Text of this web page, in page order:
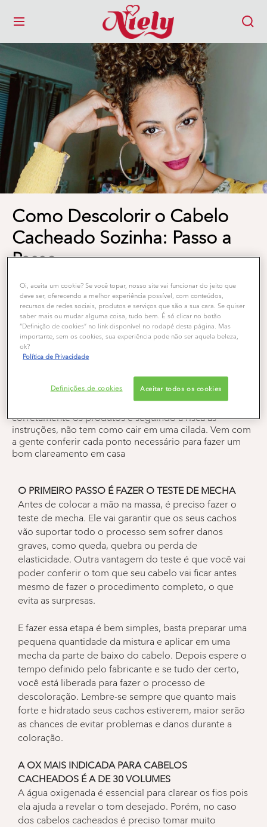
MENU
Como Descolorir o Cabelo
Cacheado Sozinha: Passo a
Passo
Cabelos Cacheados Coloração Cabelos Louros
O loiro é uma das cores mais procuradas por quem
quer mudar o visual e a tonalidade das madeixas. E
como o procedimento para chegar no tom desejado é
mais complicado do que nas colorações escuras, muita
gente opta por ir diretamente ao salão. Mas se você
caso dos cabelos cacheados é preciso tomar alguns
corretamente os produtos e seguindo à risca as
instruções, não tem como cair em uma cilada. Vem com
a gente conferir cada ponto necessário para fazer um
bom clareamento em casa
O PRIMEIRO PASSO É FAZER O TESTE DE MECHA
Antes de colocar a mão na massa, é preciso fazer o
teste de mecha. Ele vai garantir que os seus cachos
vão suportar todo o processo sem sofrer danos
graves, como queda, quebra ou perda de
elasticidade. Outra vantagem do teste é que você vai
poder conferir o tom que seu cabelo vai ficar antes
mesmo de fazer o procedimento completo, o que
evita as surpresas.
E fazer essa etapa é bem simples, basta preparar uma
pequena quantidade da mistura e aplicar em uma
mecha da parte de baixo do cabelo. Depois espere o
tempo definido pelo fabricante e se tudo der certo,
você está liberada para fazer o processo de
descoloração. Lembre-se sempre que quanto mais
forte e hidratado seus cachos estiverem, maior serão
as chances de evitar problemas e danos durante a
coloração.
A OX MAIS INDICADA PARA CABELOS
CACHEADOS É A DE 30 VOLUMES
A água oxigenada é essencial para clarear os fios pois
ela ajuda a revelar o tom desejado. Porém, no caso
dos cabelos cacheados é preciso tomar muito
Oi, aceita um cookie? Se você topar, nosso site vai funcionar do jeito que
deve ser, oferecendo a melhor experiência possível, com conteúdos,
recursos de redes sociais, produtos e serviços que são a sua cara. Se quiser
saber mais ou mudar alguma coisa, tudo bem. É só clicar no botão
“Definição de cookies” no link disponível no rodapé desta página. Mas
importante, sem os cookies, sua experiência pode não ser aquela beleza,
ok?
Política de Privacidade
Definições de cookies Aceitar todos os cookies